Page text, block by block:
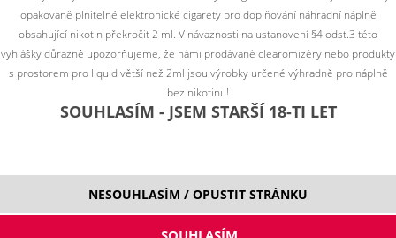
opakovaně plnitelné elektronické cigarety pro doplňování náhradní náplně
obsahující nikotin překročit 2 ml. V návaznosti na ustanovení §4 odst.3 této
vyhlášky důrazně upozorňujeme, že námi prodávané clearomizéry nebo produkty
s prostorem pro liquid větší než 2ml jsou výrobky určené výhradně pro náplně
bez nikotinu!
SOUHLASÍM - JSEM STARŠÍ 18-TI LET
NESOUHLASÍM / OPUSTIT STRÁNKU